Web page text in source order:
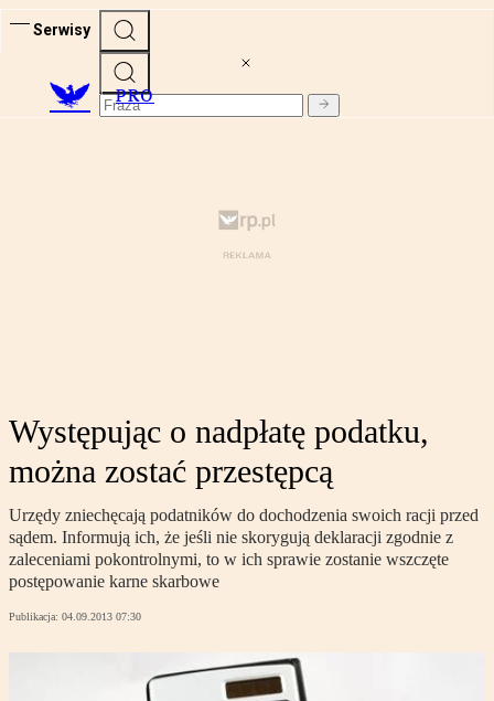
Serwisy
PRO
Występując o nadpłatę podatku,
można zostać przestępcą
Urzędy zniechęcają podatników do dochodzenia swoich racji przed
sądem. Informują ich, że jeśli nie skorygują deklaracji zgodnie z
zaleceniami pokontrolnymi, to w ich sprawie zostanie wszczęte
postępowanie karne skarbowe
Publikacja: 04.09.2013 07:30